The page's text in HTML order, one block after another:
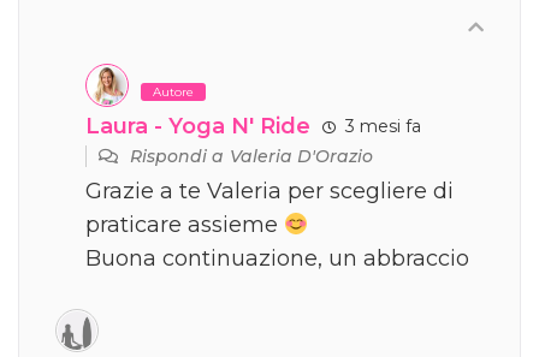
Autore
Laura - Yoga N' Ride
3 mesi fa
Rispondi aValeria D'Orazio
Grazie a te Valeria per scegliere di
praticare assieme
Buona continuazione, un abbraccio